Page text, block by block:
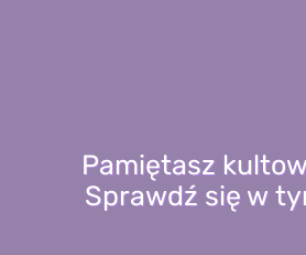
Pamiętasz
Sprawdź się w